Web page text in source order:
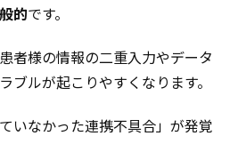
的です。
者様の情報の二重入力やデータ
ブルが起こりやすくなります。
いなかった連携不具合」が発覚